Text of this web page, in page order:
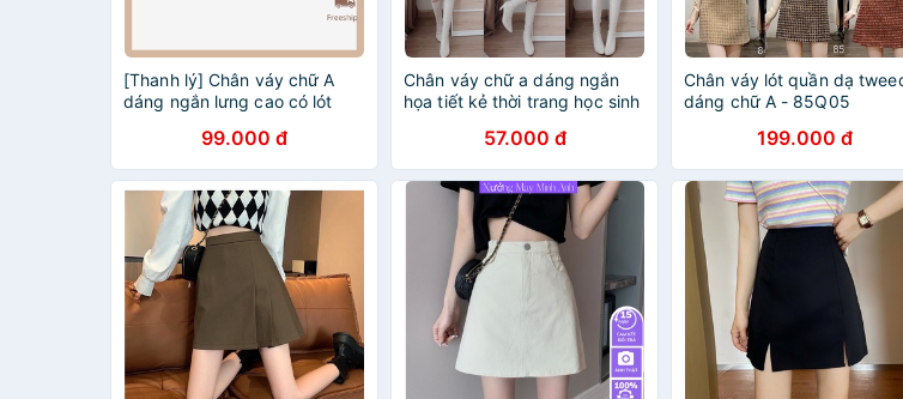
[Thanh lý] Chân váy chữ A
dáng ngắn lưng cao có lót
99.000 đ
Chân váy chữ a dáng ngắn
họa tiết kẻ thời trang học sinh
57.000 đ
Chân váy lót quần dạ
dáng chữ A - 85Q05
199.000 đ